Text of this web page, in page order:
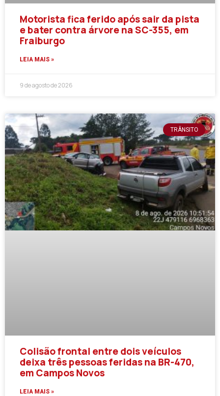
Motorista fica ferido após sair da pista
e bater contra árvore na SC-355, em
Fraiburgo
LEIA MAIS »
9 de agosto de 2026
TRÂNSITO
Colisão frontal entre dois veículos
deixa três pessoas feridas na BR-470,
em Campos Novos
LEIA MAIS »